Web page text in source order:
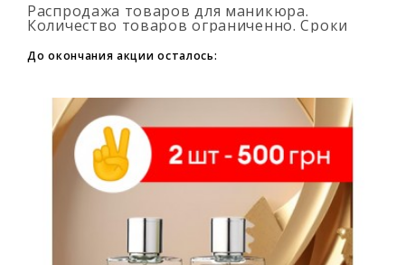
Распродажа товаров для маникюра.
Количество товаров ограниченно. Сроки
До окончания акции осталось: